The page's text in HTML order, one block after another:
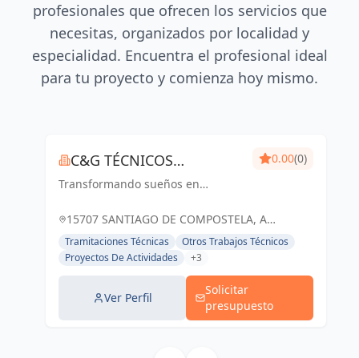
profesionales que ofrecen los servicios que
necesitas, organizados por localidad y
especialidad. Encuentra el profesional ideal
para tu proyecto y comienza hoy mismo.
C&G TÉCNICOS
ASOCIADOS
Transformando sueños en
precisión y creatividad
0.00(0)
15707 SANTIAGO DE COMPOSTELA, A
CORUÑA, ESPAÑA, España
Tramitaciones Técnicas
Otros Trabajos Técnicos
Proyectos De Actividades
+3
Ver Perfil
Solicitar
presupuesto